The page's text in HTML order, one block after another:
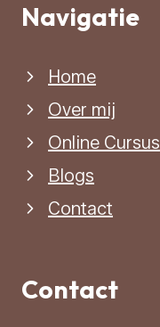
Navigatie
Home
Over mij
Online Cursus
Blogs
Contact
Contact